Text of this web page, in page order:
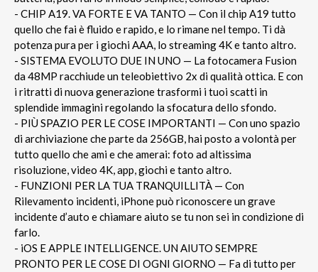
- CHIP A19. VA FORTE E VA TANTO — Con il chip A19 tutto
quello che fai è fluido e rapido, e lo rimane nel tempo. Ti dà
potenza pura per i giochi AAA, lo streaming 4K e tanto altro.
- SISTEMA EVOLUTO DUE IN UNO — La fotocamera Fusion
da 48MP racchiude un teleobiettivo 2x di qualità ottica. E con
i ritratti di nuova generazione trasformi i tuoi scatti in
splendide immagini regolando la sfocatura dello sfondo.
- PIÙ SPAZIO PER LE COSE IMPORTANTI — Con uno spazio
di archiviazione che parte da 256GB, hai posto a volontà per
tutto quello che ami e che amerai: foto ad altissima
risoluzione, video 4K, app, giochi e tanto altro.
- FUNZIONI PER LA TUA TRANQUILLITÀ — Con
Rilevamento incidenti, iPhone può riconoscere un grave
incidente d’auto e chiamare aiuto se tu non sei in condizione di
farlo.
- iOS E APPLE INTELLIGENCE. UN AIUTO SEMPRE
PRONTO PER LE COSE DI OGNI GIORNO — Fa di tutto per